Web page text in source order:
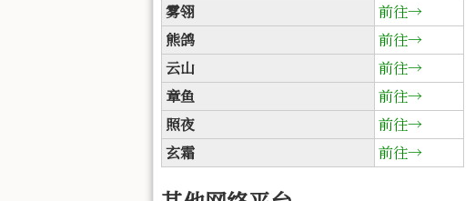
雾翎
前往→
熊鸽
前往→
云山
前往→
章鱼
前往→
照夜
前往→
玄霜
前往→